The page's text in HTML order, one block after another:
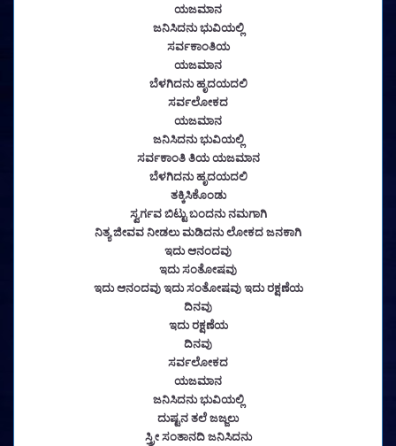
ಯಜಮಾನ
ಜನಿಸಿದನು ಭುವಿಯಲ್ಲಿ
ಸರ್ವಕಾಂತಿಯ
ಯಜಮಾನ
ಬೆಳಗಿದನು ಹೃದಯದಲಿ
ಸರ್ವಲೋಕದ
ಯಜಮಾನ
ಜನಿಸಿದನು ಭುವಿಯಲ್ಲಿ
ಸರ್ವಕಾಂತಿ ತಿಯ ಯಜಮಾನ
ಬೆಳಗಿದನು ಹೃದಯದಲಿ
ತಕ್ಕಿಸಿಕೊಂಡು
ಸ್ವರ್ಗವ ಬಿಟ್ಟು ಬಂದನು ನಮಗಾಗಿ
ನಿತ್ಯ ಜೀವವ ನೀಡಲು ಮಡಿದನು ಲೋಕದ ಜನಕಾಗಿ
ಇದು ಆನಂದವು
ಇದು ಸಂತೋಷವು
ಇದು ಆನಂದವು ಇದು ಸಂತೋಷವು ಇದು ರಕ್ಷಣೆಯ
ದಿನವು
ಇದು ರಕ್ಷಣೆಯ
ದಿನವು
ಸರ್ವಲೋಕದ
ಯಜಮಾನ
ಜನಿಸಿದನು ಭುವಿಯಲ್ಲಿ
ದುಷ್ಟನ ತಲೆ ಜಜ್ಜಲು
ಸ್ತ್ರೀ ಸಂತಾನದಿ ಜನಿಸಿದನು